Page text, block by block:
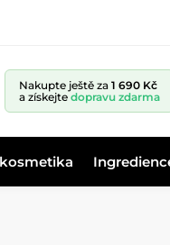
Nakupte ještě za 1 690 Kč
a získejte dopravu zdarma